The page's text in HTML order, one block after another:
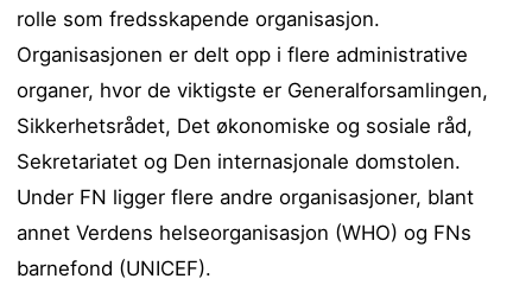
rolle som fredsskapende organisasjon.
Organisasjonen er delt opp i flere administrative
organer, hvor de viktigste er Generalforsamlingen,
Sikkerhetsrådet, Det økonomiske og sosiale råd,
Sekretariatet og Den internasjonale domstolen.
Under FN ligger flere andre organisasjoner, blant
annet Verdens helseorganisasjon (WHO) og FNs
barnefond (UNICEF).